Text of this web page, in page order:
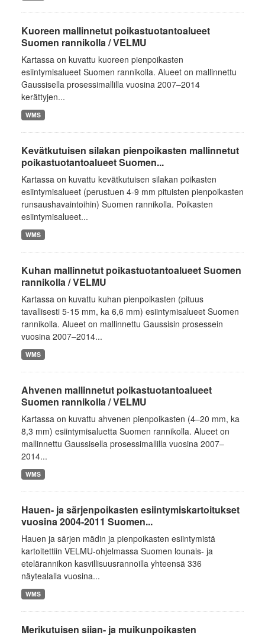
Kuoreen mallinnetut poikastuotantoalueet
Suomen rannikolla / VELMU
Kartassa on kuvattu kuoreen pienpoikasten
esiintymisalueet Suomen rannikolla. Alueet on mallinnettu
Gaussisella prosessimallilla vuosina 2007–2014
kerättyjen...
WMS
Kevätkutuisen silakan pienpoikasten mallinnetut
poikastuotantoalueet Suomen...
Kartassa on kuvattu kevätkutuisen silakan poikasten
esiintymisalueet (perustuen 4-9 mm pituisten pienpoikasten
runsaushavaintoihin) Suomen rannikolla. Poikasten
esiintymisalueet...
WMS
Kuhan mallinnetut poikastuotantoalueet Suomen
rannikolla / VELMU
Kartassa on kuvattu kuhan pienpoikasten (pituus
tavallisesti 5-15 mm, ka 6,6 mm) esiintymisalueet Suomen
rannikolla. Alueet on mallinnettu Gaussisin prosessein
vuosina 2007–2014...
WMS
Ahvenen mallinnetut poikastuotantoalueet
Suomen rannikolla / VELMU
Kartassa on kuvattu ahvenen pienpoikasten (4–20 mm, ka
8,3 mm) esiintymisaluetta Suomen rannikolla. Alueet on
mallinnettu Gaussisella prosessimallilla vuosina 2007–
2014...
WMS
Hauen- ja särjenpoikasten esiintymiskartoitukset
vuosina 2004-2011 Suomen...
Hauen ja särjen mädin ja pienpoikasten esiintymistä
kartoitettiin VELMU-ohjelmassa Suomen lounais- ja
etelärannikon kasvillisuusrannoilla yhteensä 336
näytealalla vuosina...
WMS
Merikutuisen siian- ja muikunpoikasten